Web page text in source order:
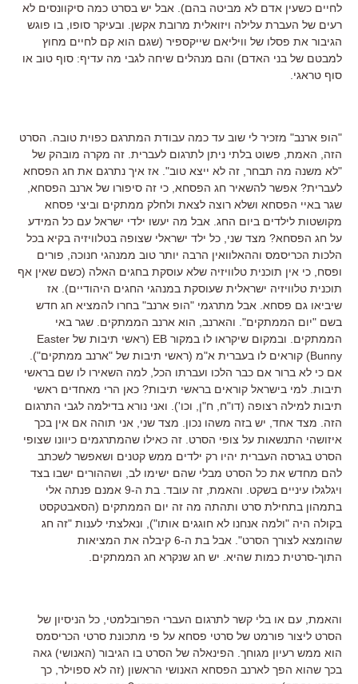
לחיים כשעין אדם לא מביטה בהם). אבל יש בסרט כמה סיקוונסים לא
רעים של העברת עלילה ויזואלית מרובת אקשן. ובעיקר סופו, בו פוגש
הגיבור את פסלו של וויליאם שייקספיר (שגם הוא קם לחיים מחוץ
למבטם של בני האדם) והם מנהלים שיחה לגבי מה עדיף: סוף טוב או
סוף טראגי.
"הופ ארנב" מזכיר לי שוב עד כמה עבודת המתרגם כפוית טובה. הסרט
הזה, האמת, פשוט בלתי ניתן לתרגום לעברית. זה מקרה מובהק של
"לא משנה מה תבחר, זה לא ייצא טוב". אז איך נתרגם את חג הפסחא
לעברית? אפשר להשאיר חג הפסחא, כי זה סיפורו של ארנב הפסחא,
שגר באיי הפסחא ושלא רוצה לצאת ולחלק ממתקים וביצי פסחא
מקושטות לילדים ביום החג. אבל מה יעשו ילדי ישראל עם כל המידע
על חג הפסחא? מצד שני, כל ילד ישראלי שצופה בטלוויזיה בקיא בכל
הלכות הכריסמס וההאלוואין הרבה יותר טוב ממנהגי חנוכה, פורים
ופסח, כי אין תוכנית טלוויזיה שלא עוסקת בחגים האלה (כשם שאין אף
תוכנית טלוויזיה ישראלית שעוסקת במנהגי החגים היהודיים). אז
שיביאו גם פסחא. אבל מתרגמי "הופ ארנב" בחרו להמציא חג חדש
בשם "יום הממתקים". והארנב, הוא ארנב הממתקים. שגר באי
הממתקים. ובמקום שיקראו לו במקור EB (ראשי תיבות של Easter
Bunny) קוראים לו בעברית א"מ (ראשי תיבות של "ארנב ממתקים").
אם כי לא ברור אם כבר הלכו ועברתו הכל, למה השאירו לו שם בראשי
תיבות. למי בישראל קוראים בראשי תיבות? כאן הרי מאחדים ראשי
תיבות למילה רצופה (דו"ח, ח"ן, וכו'). ואני נורא בדילמה לגבי התרגום
הזה. מצד אחד, יש בזה משהו נכון. מצד שני, אני תוהה אם אין בכך
איזושהי התנשאות על צופי הסרט. זה כאילו שהמתרגמים כיוונו שצופי
הסרט בגרסה העברית יהיו רק ילדים ממש קטנים ושאפשר לשכתב
להם מחדש את כל הסרט מבלי שהם ישימו לב, ושההורים ישבו בצד
ויגלגלו עיניים בשקט. והאמת, זה עובד. בת ה-9 אמנם פנתה אלי
בתמהון בתחילת סרט ותהתה מה זה יום הממתקים (הסאבטקסט
בקולה היה "ולמה אנחנו לא חוגגים אותו"), ונאלצתי לענות "זה חג
שהומצא לצורך הסרט". אבל בת ה-6 קיבלה את המציאות
התוך-סרטית כמות שהיא. יש חג שנקרא חג הממתקים.
והאמת, עם או בלי קשר לתרגום העברי הפרובלמטי, כל הניסיון של
הסרט ליצור פורמט של סרטי פסחא על פי מתכונת סרטי הכריסמס
הוא ממש רעיון מגוחך. הפינאלה של הסרט בו הגיבור (האנושי) גאה
בכך שהוא הפך לארנב הפסחא האנושי הראשון (זה לא ספוילר, כך